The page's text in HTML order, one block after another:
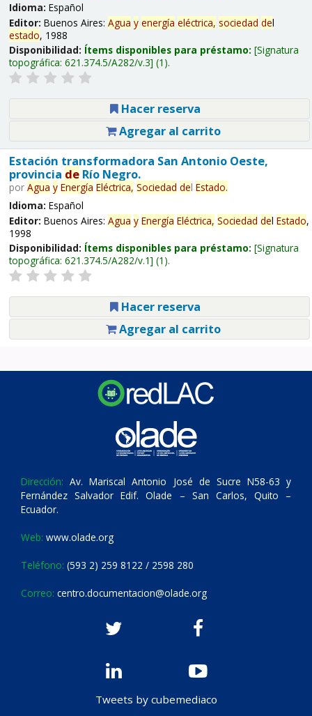
Idioma: Español
Editor: Buenos Aires: Agua y energía eléctrica, sociedad del
estado, 1988
Disponibilidad: Ítems disponibles para préstamo: Signatura
topográfica: 621.374.5/A282/v.3 (1).
Hacer reserva
Agregar al carrito
Estación transformadora San Antonio Oeste,
provincia deRío Negro.
por Agua y Energía Eléctrica, Sociedad del Estado.
Idioma: Español
Editor: Buenos Aires: Agua y Energía Eléctrica, Sociedad del Estado,
1998
Disponibilidad: Ítems disponibles para préstamo: Signatura
topográfica: 621.374.5/A282/v.1 (1).
Hacer reserva
Agregar al carrito
Dirección: Av. Mariscal Antonio José de Sucre N58-63 y
Fernández Salvador Edif. Olade – San Carlos, Quito –
Ecuador.
Web: www.olade.org
Teléfono: (593 2) 259 8122 / 2598 280
Correo: centro.documentacion@olade.org
Tweets by cubemediaco